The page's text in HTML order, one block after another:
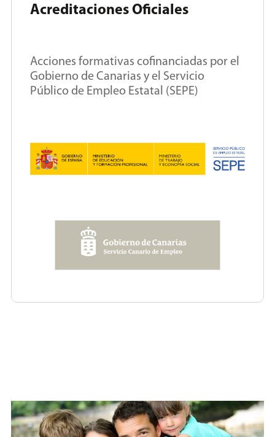
Acreditaciones Oficiales
Acciones formativas cofinanciadas por el
Gobierno de Canarias y el Servicio
Público de Empleo Estatal (SEPE)